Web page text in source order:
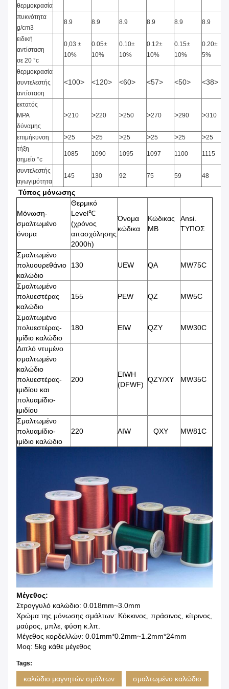
θερμοκρασία
πυκνότητα
g/cm3
8.9 8.9 8.9 8.9 8.9 8.9
ειδική
αντίσταση
σε 20 °c
0,03 ±
10%
0.05±
10%
0.10±
10%
0.12±
10%
0.15±
10%
0.20±
5%
θερμοκρασία
συντελεστής
αντίσταση
<100> <120> <60> <57> <50> <38>
εκτατός
MPA
δύναμης
>210 >220 >250 >270 >290 >310
επιμήκυνση >25 >25 >25 >25 >25 >25
τήξη
σημείο °c
1085 1090 1095 1097 1100 1115
συντελεστής
αγωγιμότητα
145 130 92 75 59 48
Τύπος μόνωσης
Μόνωση-
σμαλτωμένο
όνομα
Θερμικό
Level℃
(χρόνος
απασχόλησης
2000h)
Όνομα
κώδικα
Κώδικας
ΜΒ
Ansi.
ΤΥΠΟΣ
Σμαλτωμένο
πολυουρεθάνιο
καλώδιο
130 UEW QA MW75C
Σμαλτωμένο
πολυεστέρας
καλώδιο
155 PEW QZ MW5C
Σμαλτωμένο
πολυεστέρας-
ιμίδιο καλώδιο
180 EIW QZY MW30C
Διπλό ντυμένο
σμαλτωμένο
καλώδιο
πολυεστέρας-
ιμιδίου και
πολυαμίδιο-
ιμιδίου
200
EIWH
(DFWF)
QZY/XY MW35C
Σμαλτωμένο
πολυαμίδιο-
ιμίδιο καλώδιο
220 AIW QXY MW81C
Μέγεθος:
Στρογγυλό καλώδιο: 0.018mm~3.0mm
Χρώμα της μόνωσης σμάλτων: Κόκκινος, πράσινος, κίτρινος,
μαύρος, μπλε, φύση κ.λπ.
Μέγεθος κορδελλών: 0.01mm*0.2mm~1.2mm*24mm
Moq: 5kg κάθε μέγεθος
Tags:
καλώδιο μαγνητών σμάλτων σμαλτωμένο καλώδιο